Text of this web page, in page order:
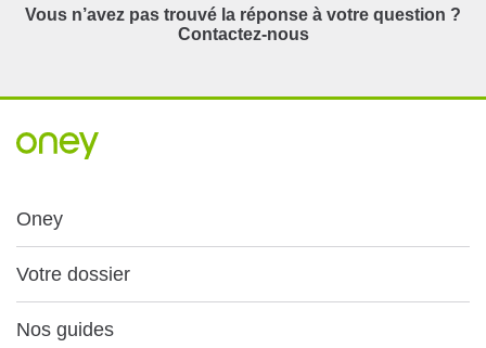
Vous n’avez pas trouvé la réponse à votre question ?
Contactez-nous
Oney
Votre dossier
Nos guides